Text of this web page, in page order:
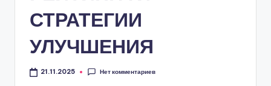
СТРАТЕГИИ
УЛУЧШЕНИЯ
21.11.2025 Нет комментариев